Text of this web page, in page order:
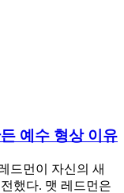
예수 형상 이유
드먼이 자신의 새
했다. 맷 레드먼은